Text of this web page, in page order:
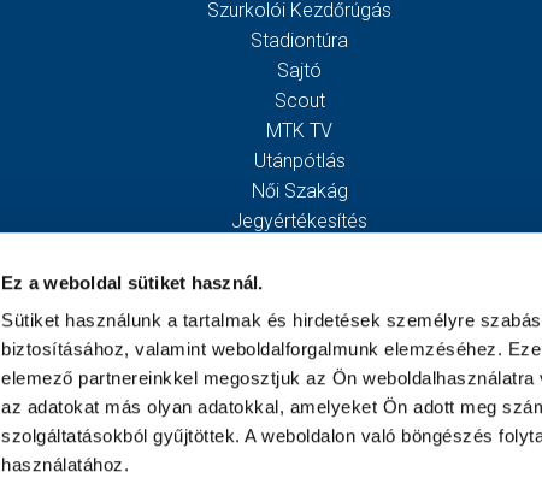
Ez a weboldal sütiket használ.
Sütiket használunk a tartalmak és hirdetések személyre
biztosításához, valamint weboldalforgalmunk elemzéséhez.
elemező partnereinkkel megosztjuk az Ön
az adatokat más olyan adatokkal, amelyeket Ön adott meg
szolgáltatásokból gyűjtöttek. A weboldalon való böngészés
használatához.
Szurkolói Kezdőrúgás
Stadiontúra
Sajtó
Scout
MTK TV
Utánpótlás
Női Szakág
Jegyértékesítés
Egyesület
Kapcsolat